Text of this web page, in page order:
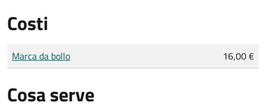
Costi
Tipo di pagamento
Importo
Marca da bollo 16,00 €
Cosa serve